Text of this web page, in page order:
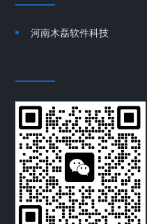
河南木磊软件科技